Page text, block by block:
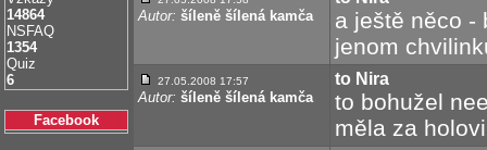
14864
NSFAQ
1354
Quiz
6
Facebook
Autor: šíleně šílená kamča
a ještě něco -
jenom
27.05.2008 17:57
Autor: šíleně šílená kamča
to Nira
to bohužel
měla za